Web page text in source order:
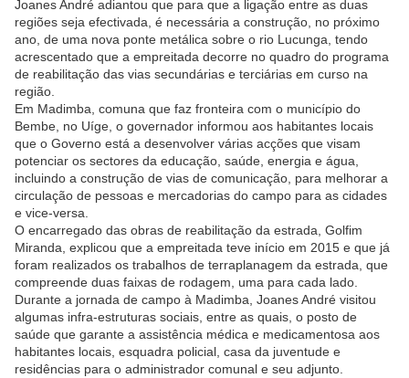
Joanes André adiantou que para que a ligação entre as duas
regiões seja efectivada, é necessária a construção, no próximo
ano, de uma nova ponte metálica sobre o rio Lucunga, tendo
acrescentado que a empreitada decorre no quadro do programa
de reabilitação das vias secundárias e terciárias em curso na
região.
Em Madimba, comuna que faz fronteira com o município do
Bembe, no Uíge, o governador informou aos habitantes locais
que o Governo está a desenvolver várias acções que visam
potenciar os sectores da educação, saúde, energia e água,
incluindo a construção de vias de comunicação, para melhorar a
circulação de pessoas e mercadorias do campo para as cidades
e vice-versa.
O encarregado das obras de reabilitação da estrada, Golfim
Miranda, explicou que a empreitada teve início em 2015 e que já
foram realizados os trabalhos de terraplanagem da estrada, que
compreende duas faixas de rodagem, uma para cada lado.
Durante a jornada de campo à Madimba, Joanes André visitou
algumas infra-estruturas sociais, entre as quais, o posto de
saúde que garante a assistência médica e medicamentosa aos
habitantes locais, esquadra policial, casa da juventude e
residências para o administrador comunal e seu adjunto.